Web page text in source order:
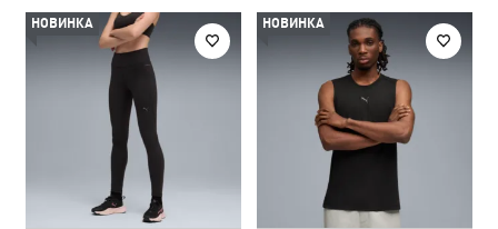
НОВИНКА НОВИНКА